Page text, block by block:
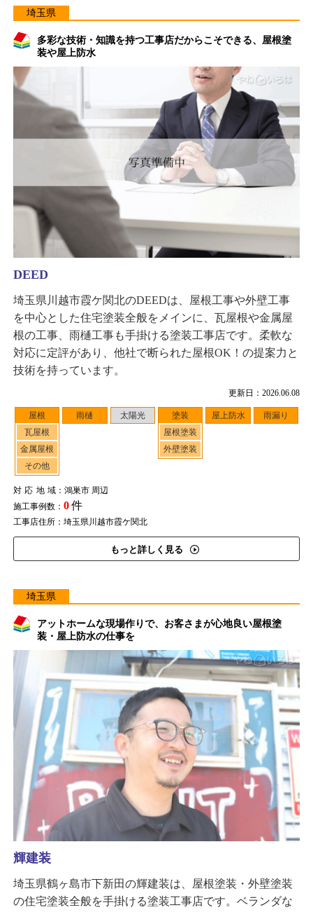
埼玉県
多彩な技術・知識を持つ工事店だからこそできる、屋根塗
装や屋上防水
更新日：2026.06.08
屋根
瓦屋根
金属屋根
その他
雨樋 太陽光
塗装
屋根塗装
外壁塗装
屋上防水 雨漏り
対応地域：鴻巣市 周辺
施工事例数： 0件
工事店住所：埼玉県川越市霞ケ関北
もっと詳しく見る
DEED
埼玉県川越市霞ケ関北のDEEDは、屋根工事や外壁工事
を中心とした住宅塗装全般をメインに、瓦屋根や金属屋
根の工事、雨樋工事も手掛ける塗装工事店です。柔軟な
対応に定評があり、他社で断られた屋根OK！の提案力と
技術を持っています。
埼玉県
アットホームな現場作りで、お客さまが心地良い屋根塗
装・屋上防水の仕事を
輝建装
埼玉県鶴ヶ島市下新田の輝建装は、屋根塗装・外壁塗装
の住宅塗装全般を手掛ける塗装工事店です。ベランダな